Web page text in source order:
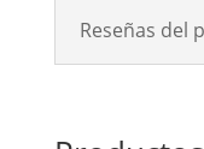
Reseñas del